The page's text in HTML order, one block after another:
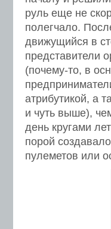
руль еще не
полегчало.
движущийся в
представители
(почему-то, в
атрибутикой, а
и чуть выше),
день кругами
порой
пулеметов или